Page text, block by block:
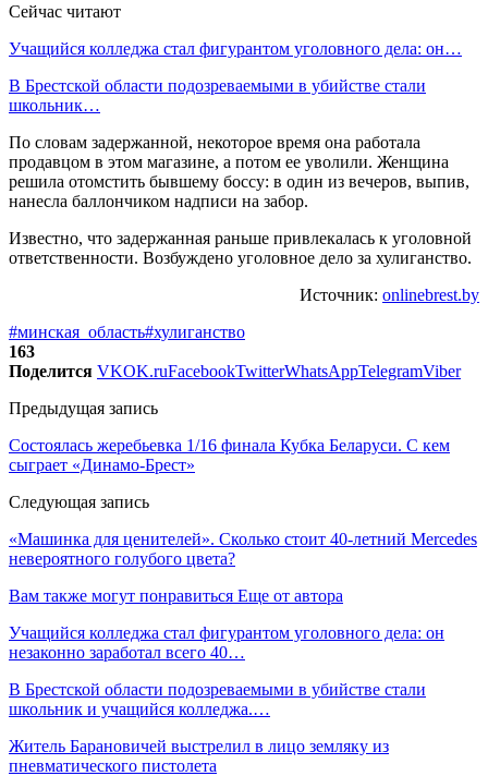
Сейчас читают
Учащийся колледжа стал фигурантом уголовного дела: он…
В Брестской области подозреваемыми в убийстве стали
школьник…
По словам задержанной, некоторое время она работала
продавцом в этом магазине, а потом ее уволили. Женщина
решила отомстить бывшему боссу: в один из вечеров, выпив,
нанесла баллончиком надписи на забор.
Известно, что задержанная раньше привлекалась к уголовной
ответственности. Возбуждено уголовное дело за хулиганство.
Источник: onlinebrest.by
#минская_область#хулиганство
163
Поделится VKOK.ruFacebookTwitterWhatsAppTelegramViber
Предыдущая запись
Состоялась жеребьевка 1/16 финала Кубка Беларуси. С кем
сыграет «Динамо-Брест»
Следующая запись
«Машинка для ценителей». Сколько стоит 40-летний Mercedes
невероятного голубого цвета?
Вам также могут понравиться Еще от автора
Учащийся колледжа стал фигурантом уголовного дела: он
незаконно заработал всего 40…
В Брестской области подозреваемыми в убийстве стали
школьник и учащийся колледжа.…
Житель Барановичей выстрелил в лицо земляку из
пневматического пистолета